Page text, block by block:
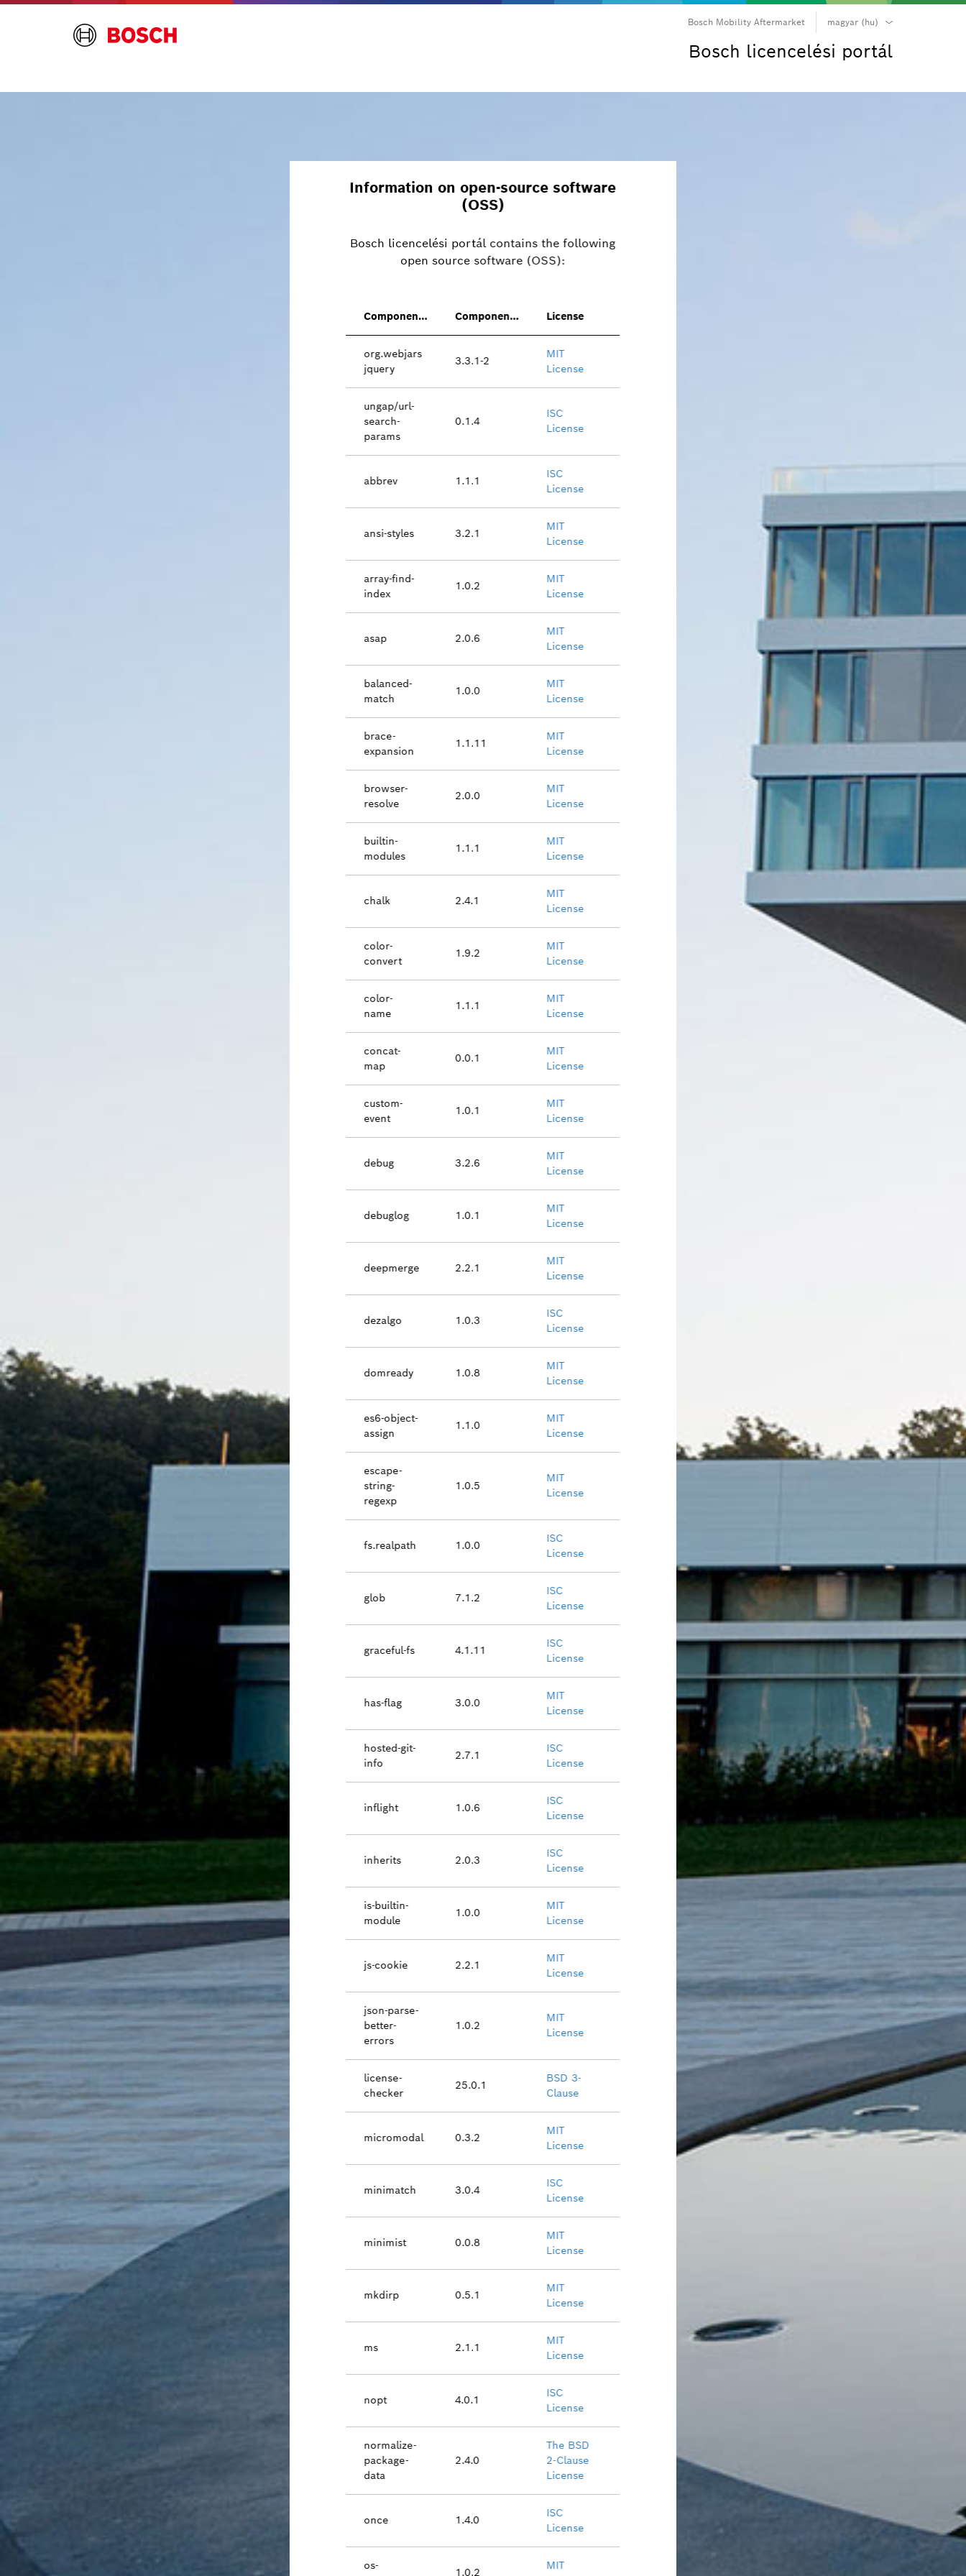
Bosch Mobility Aftermarket
magyar (hu)
български (bg)
čeština (cs)
Türkçe (tr)
Bosch licencelési portál
Information on open-source software
(OSS)
Bosch licencelési portál contains the following
open source software (OSS):
Component Name Component Version License
org.webjars
jquery
3.3.1-2
MIT
License
ungap/url-
search-
params
0.1.4
ISC
License
abbrev 1.1.1
ISC
License
ansi-styles 3.2.1
MIT
License
array-find-
index
1.0.2
MIT
License
asap 2.0.6
MIT
License
balanced-
match
1.0.0
MIT
License
brace-
expansion
1.1.11
MIT
License
browser-
resolve
2.0.0
MIT
License
builtin-
modules
1.1.1
MIT
License
chalk 2.4.1
MIT
License
color-
convert
1.9.2
MIT
License
color-
name
1.1.1
MIT
License
concat-
map
0.0.1
MIT
License
custom-
event
1.0.1
MIT
License
debug 3.2.6
MIT
License
debuglog 1.0.1
MIT
License
deepmerge 2.2.1
MIT
License
dezalgo 1.0.3
ISC
License
domready 1.0.8
MIT
License
es6-object-
assign
1.1.0
MIT
License
escape-
string-
regexp
1.0.5
MIT
License
fs.realpath 1.0.0
ISC
License
glob 7.1.2
ISC
License
graceful-fs 4.1.11
ISC
License
has-flag 3.0.0
MIT
License
hosted-git-
info
2.7.1
ISC
License
inflight 1.0.6
ISC
License
inherits 2.0.3
ISC
License
is-builtin-
module
1.0.0
MIT
License
js-cookie 2.2.1
MIT
License
json-parse-
better-
errors
1.0.2
MIT
License
license-
checker
25.0.1
BSD 3-
Clause
micromodal 0.3.2
MIT
License
minimatch 3.0.4
ISC
License
minimist 0.0.8
MIT
License
mkdirp 0.5.1
MIT
License
ms 2.1.1
MIT
License
nopt 4.0.1
ISC
License
normalize-
package-
data
2.4.0
The BSD
2-Clause
License
once 1.4.0
ISC
License
os-
1.0.2
MIT